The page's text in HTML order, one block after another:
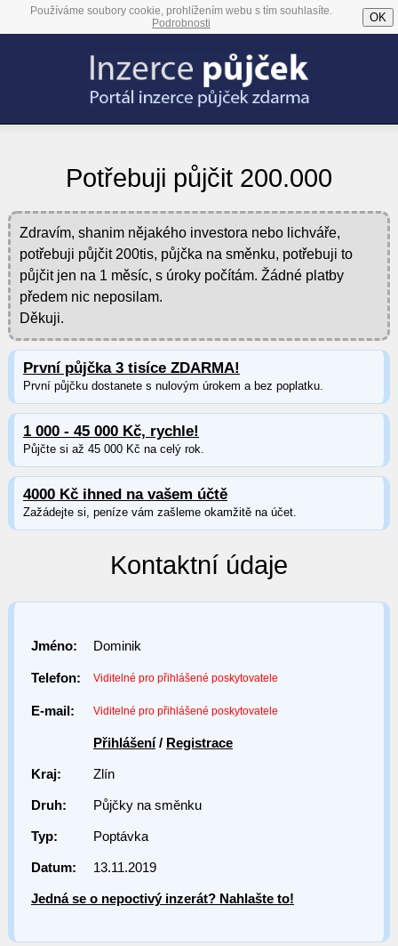
Používáme soubory cookie, prohlížením webu s tím souhlasíte.
Podrobnosti
OK
Potřebuji půjčit 200.000
Zdravím, shanim nějakého investora nebo lichváře,
potřebuji půjčit 200tis, půjčka na směnku, potřebuji to
půjčit jen na 1 měsíc, s úroky počítám. Žádné platby
předem nic neposilam.
Děkuji.
První půjčka 3 tisíce ZDARMA!
První půjčku dostanete s nulovým úrokem a bez poplatku.
1 000 - 45 000 Kč, rychle!
Půjčte si až 45 000 Kč na celý rok.
4000 Kč ihned na vašem účtě
Zažádejte si, peníze vám zašleme okamžitě na účet.
Kontaktní údaje
Jméno: Dominik
Telefon: Viditelné pro přihlášené poskytovatele
E-mail: Viditelné pro přihlášené poskytovatele
Přihlášení/ Registrace
Kraj: Zlín
Druh: Půjčky na směnku
Typ: Poptávka
Datum: 13.11.2019
Jedná se o nepoctivý inzerát? Nahlašte to!